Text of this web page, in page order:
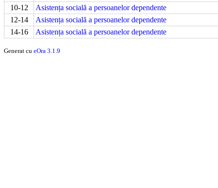
10-12
Asistența socială a persoanelor dependente
12-14
Asistența socială a persoanelor dependente
14-16
Asistența socială a persoanelor dependente
Generat cu eOra 3.1.9